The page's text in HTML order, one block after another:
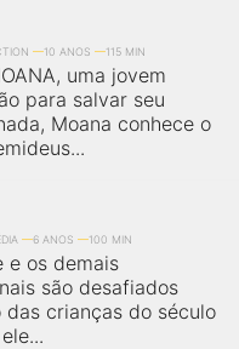
10 ANOS 115 MIN
uma jovem
para salvar seu
Moana conhece o
6 ANOS 100 MIN
e os demais
são desafiados
das crianças do século